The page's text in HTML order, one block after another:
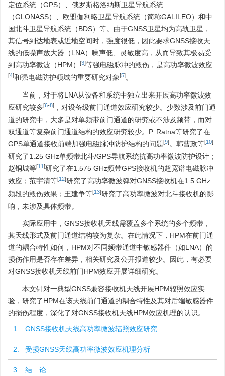
定位系统（GPS）、俄罗斯格洛纳斯卫星导航系统
（GLONASS）、欧盟伽利略卫星导航系统（简称GALILEO）和中
国北斗卫星导航系统（BDS）等。由于GNSS卫星均为高轨卫星，
其信号到达地表或近地空间时，强度很低，因此要求GNSS接收天
线的低噪声放大器（LNA）噪声低、灵敏度高，从而导致其极易受
到高功率微波（HPM）
[3]等强电磁脉冲的毁伤，是高功率微波效应
[4]和强电磁防护领域的重要研究对象[5]。
当前，对于将LNA从设备和系统中独立出来开展高功率微波效
应研究较多[6-8] ，对设备级前门通道效应研究较少。少数涉及前门通
道的研究中，大多是对单频带前门通道的研究或不涉及频带，而对
双通道等复杂前门通道结构的效应研究较少。P. Ratna等研究了在
GPS单通道接收前端加强电磁脉冲防护结构的问题[9]。韩曹政等[10]
研究了1.25 GHz单频带北斗/GPS导航系统抗高功率微波防护设计；
赵铜城等[11]研究了在1.575 GHz频带GPS接收机的超宽谱电磁脉冲
效应；范宇清等[12]研究了高功率微波弹对GNSS接收机在1.5 GHz
频段的毁伤效果；王建争等[13]研究了高功率微波对北斗接收机的影
响，未涉及具体频带。
实际应用中，GNSS接收机天线需覆盖多个系统的多个频带，
其天线形式及前门通道结构较为复杂。在此情况下，HPM在前门通
道的耦合特性如何，HPM对不同频带通道中敏感器件（如LNA）的
损伤作用是否存在差异，相关研究及公开报道较少。因此，有必要
对GNSS接收机天线前门HPM效应开展详细研究。
本文针对一典型GNSS兼容接收机天线开展HPM辐照效应实
验，研究了HPM在该天线前门通道的耦合特性及其对后端敏感器件
的损伤程度，深化了对GNSS接收机天线HPM效应机理的认识。
1. GNSS接收机天线高功率微波辐照效应研究
2. 受损GNSS天线高功率微波效应机理分析
3. 结 论